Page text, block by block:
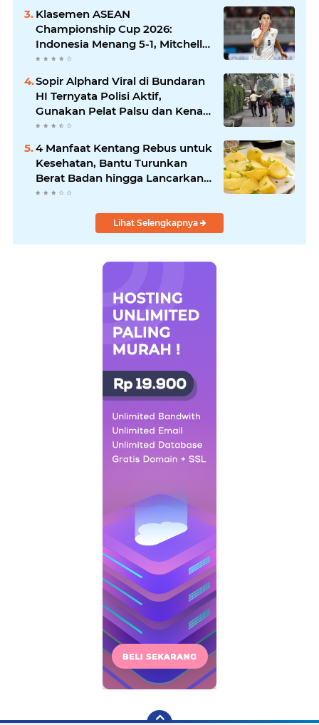
Klasemen ASEAN
Championship Cup 2026:
Indonesia Menang 5-1, Mitchell
Baker Hattrick dan Puncaki Top
Skor
Sopir Alphard Viral di Bundaran
HI Ternyata Polisi Aktif,
Gunakan Pelat Palsu dan Kena
Tilang
4 Manfaat Kentang Rebus untuk
Kesehatan, Bantu Turunkan
Berat Badan hingga Lancarkan
Pencernaan
Lihat Selengkapnya